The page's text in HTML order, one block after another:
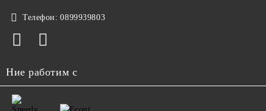
Телефон: 0899939803
Ние работим с